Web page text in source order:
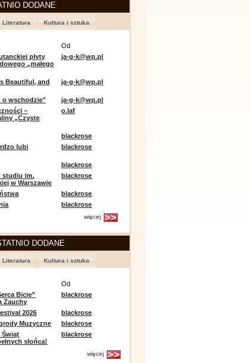
DODANE
Literatura Kultura i sztuka
Od
płyty
„małego
ja-g-k@wp.pl
Beautiful, and
ja-g-k@wp.pl
o wschodzie"
ja-g-k@wp.pl
–
„Czyste
o.laf
blackrose
lubi
blackrose
blackrose
studiu im.
w Warszawie
blackrose
blackrose
blackrose
więcej
DODANE
Literatura Kultura i sztuka
Od
Bicie”
Zauchy
blackrose
2026
blackrose
Muzyczne
blackrose
Świąt
słońca!
blackrose
więcej